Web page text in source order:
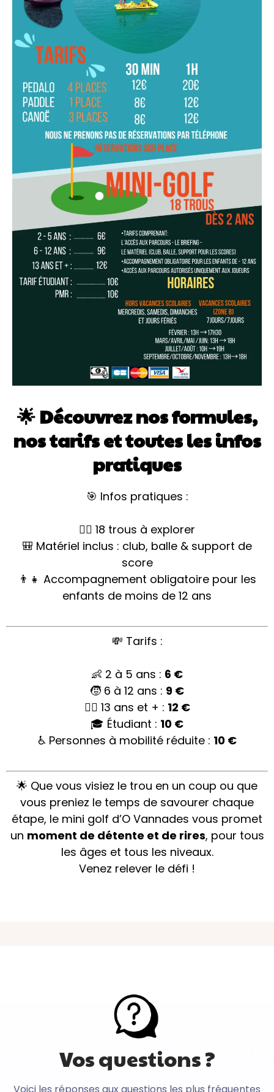
🌟 Découvrez nos formules,
nos tarifs et toutes les infos
pratiques
🎯 Infos pratiques :
🏌️‍♂️ 18 trous à explorer
🎒 Matériel inclus : club, balle & support de
score
👨‍👧 Accompagnement obligatoire pour les
enfants de moins de 12 ans
💸 Tarifs :
👶 2 à 5 ans : 6 €
🧒 6 à 12 ans : 9 €
👱‍♂️ 13 ans et + : 12 €
🎓 Étudiant : 10 €
♿ Personnes à mobilité réduite : 10 €
🌟 Que vous visiez le trou en un coup ou que
vous preniez le temps de savourer chaque
étape, le mini golf d’O Vannades vous promet
un moment de détente et de rires, pour tous
les âges et tous les niveaux.
Venez relever le défi !
Vos questions ?
Voici les réponses aux questions les plus fréquentes